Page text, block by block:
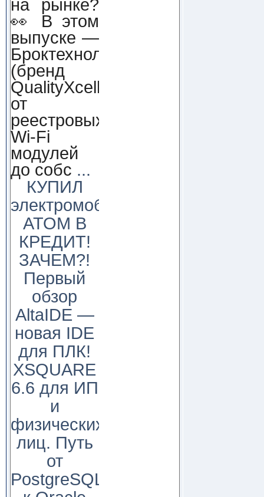
на рынке?
👀 В этом
выпуске —
Броктехнолоджи
(бренд
QualityXcellence):
от
реестровых
Wi-Fi
модулей
до собс ...
КУПИЛ
электромобиль
АТОМ В
КРЕДИТ!
ЗАЧЕМ?!
Первый
обзор
AltaIDE —
новая IDE
для ПЛК!
XSQUARE
6.6 для ИП
и
физических
лиц. Путь
от
PostgreSQL